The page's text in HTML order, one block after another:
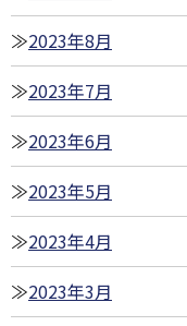
2023年8月
2023年7月
2023年6月
2023年5月
2023年4月
2023年3月